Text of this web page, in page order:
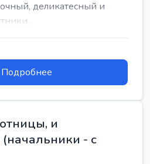
деликатесный и
Подробнее
и
- с